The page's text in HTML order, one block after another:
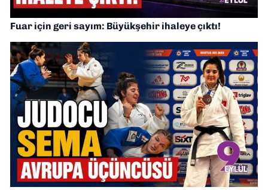
Fuar için geri sayım: Büyükşehir ihaleye çıktı!